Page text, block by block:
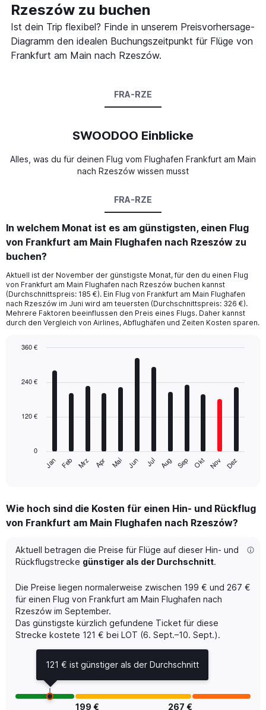
Rzeszów zu buchen
Ist dein Trip flexibel? Finde in unserem Preisvorhersage-
Diagramm den idealen Buchungszeitpunkt für Flüge von
Frankfurt am Main nach Rzeszów.
FRA-RZE
SWOODOO Einblicke
Alles, was du für deinen Flug vom Flughafen Frankfurt am Main
nach Rzeszów wissen musst
FRA-RZE
In welchem Monat ist es am günstigsten, einen Flug
von Frankfurt am Main Flughafen nach Rzeszów zu
buchen?
Aktuell ist der November der günstigste Monat, für den du einen Flug
von Frankfurt am Main Flughafen nach Rzeszów buchen kannst
(Durchschnittspreis: 185 €). Ein Flug von Frankfurt am Main Flughafen
nach Rzeszów im Juni wird am teuersten (Durchschnittspreis: 326 €).
Mehrere Faktoren beeinflussen den Preis eines Flugs. Daher kannst
durch den Vergleich von Airlines, Abflughäfen und Zeiten Kosten sparen.
with
The
Range:
12
The
chart
has
Y
axis
displaying
values.
Range:
Jan Feb Mrz Apr Mai Jun Jul Aug Sep Okt Nov Dez
0
120 €
240 €
360 €
Wie hoch sind die Kosten für einen Hin- und Rückflug
von Frankfurt am Main Flughafen nach Rzeszów?
Aktuell betragen die Preise für Flüge auf dieser Hin- und
Rückflugstrecke günstiger als der Durchschnitt.
Die Preise liegen normalerweise zwischen 199 € und 267 €
für einen Flug von Frankfurt am Main Flughafen nach
Rzeszów im September.
Das günstigste kürzlich gefundene Ticket für diese
Strecke kostete 121 € bei LOT (6. Sept.–10. Sept.).
199 € 267 €
121 € ist günstiger als der Durchschnitt